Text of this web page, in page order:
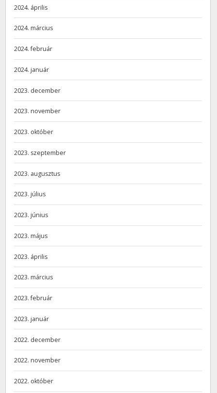
2024. április
2024. március
2024. február
2024. január
2023. december
2023. november
2023. október
2023. szeptember
2023. augusztus
2023. július
2023. június
2023. május
2023. április
2023. március
2023. február
2023. január
2022. december
2022. november
2022. október